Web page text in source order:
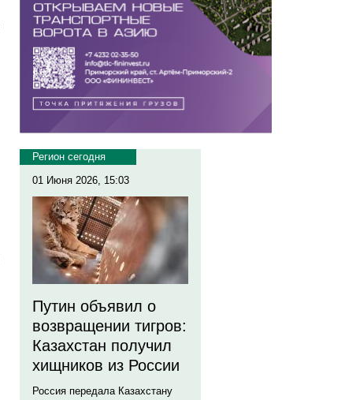
Регион сегодня
01 Июня 2026, 15:03
Путин объявил о
возвращении тигров:
Казахстан получил
хищников из России
Россия передала Казахстану